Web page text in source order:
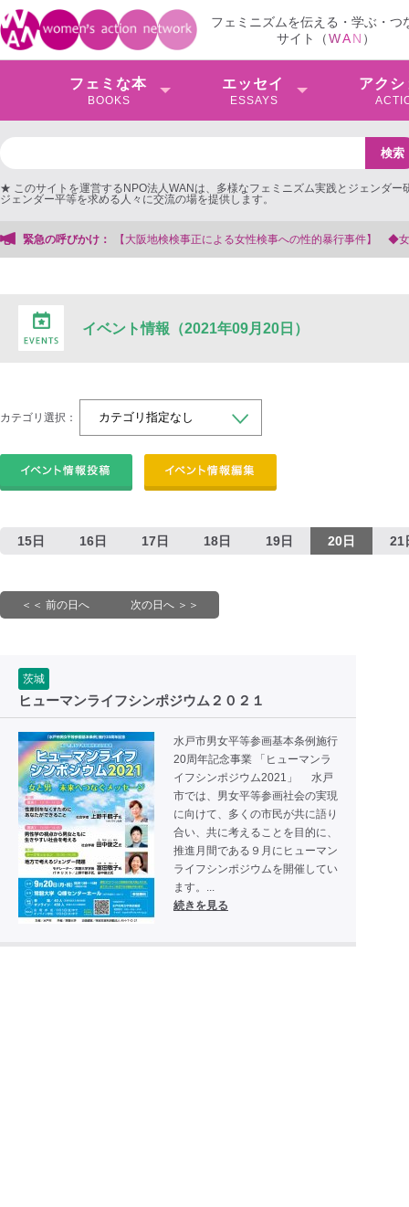
フェミニズムを伝える・学ぶ・つ
サイト（WAN ）
フェミな本
BOOKS
エッセイ
ESSAYS
アクシ
★ このサイトを運営するNPO法人WANは、多様なフェミニズム実践とジェンダー
ジェンダー平等を求める人々に交流の場を提供します。
緊急の呼びかけ：
検事正による女性検事への性的暴行事件】 ◆女性検事を支援する会事務局
イベント情報（2021年09月20日）
カテゴリ選択：
15日 16日 17日 18日 19日 20日 21
＜＜ 前の日へ 次の日へ ＞＞
茨城
ヒューマンライフシンポジウム２０２１
水戸市男女平等参画基本条例施行
20周年記念事業 「ヒューマンラ
イフシンポジウム2021」 水戸
市では、男女平等参画社会の実現
に向けて、多くの市民が共に語り
合い、共に考えることを目的に、
推進月間である９月にヒューマン
ライフシンポジウムを開催してい
ます。...
続きを見る